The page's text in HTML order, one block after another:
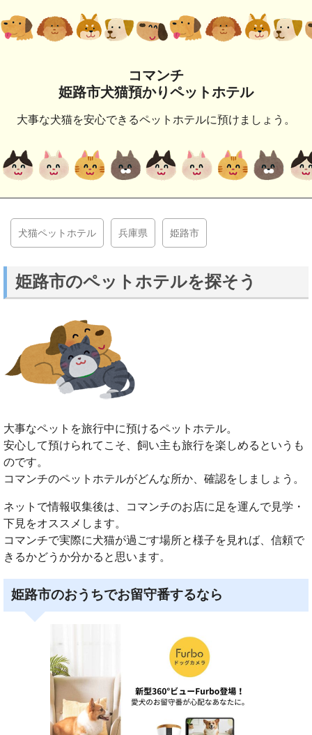
コマンチ
姫路市犬猫預かりペットホテル
大事な犬猫を安心できるペットホテルに預けましょう。
犬猫ペットホテル 兵庫県 姫路市
姫路市のペットホテルを探そう
大事なペットを旅行中に預けるペットホテル。
安心して預けられてこそ、飼い主も旅行を楽しめるというも
のです。
コマンチのペットホテルがどんな所か、確認をしましょう。
ネットで情報収集後は、コマンチのお店に足を運んで見学・
下見をオススメします。
コマンチで実際に犬猫が過ごす場所と様子を見れば、信頼で
きるかどうか分かると思います。
姫路市のおうちでお留守番するなら